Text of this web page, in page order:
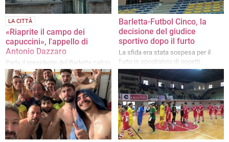
LA CITTÀ
«Riaprite il campo dei
capuccini», l'appello di
Antonio Dazzaro
Parla il presidente del Barletta calcio
a 5
Barletta-Futbol Cinco, la
decisione del giudice
sportivo dopo il furto
La sfida era stata sospesa per il
furto in spogliatoio di oggetti
personali subìto da alcuni calcettisti
nerazzurri